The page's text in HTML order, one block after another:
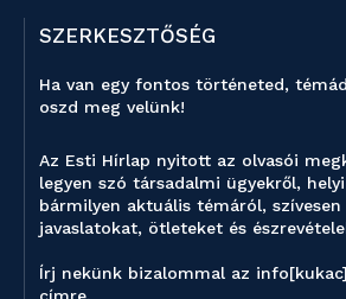
SZERKESZTŐSÉG
Ha van egy fontos történeted,
oszd meg velünk!
Az Esti Hírlap nyitott az olvasói
legyen szó társadalmi ügyekről,
bármilyen aktuális témáról,
javaslatokat, ötleteket és
Írj nekünk bizalommal az